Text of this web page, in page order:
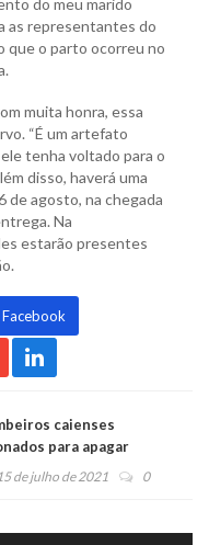
do meu marido
as representantes do
que o parto ocorreu no
muita honra, essa
“É um artefato
tenha voltado para o
disso, haverá uma
de agosto, na chegada
Na
estarão presentes
caienses
para apagar
na Secretaria da
de julho de 2021 0